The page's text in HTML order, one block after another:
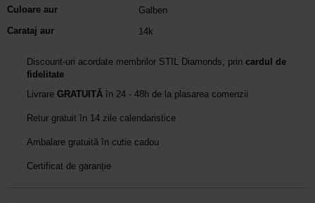
Culoare aur
Galben
Carataj aur
14k
Discount-uri acordate membrilor STIL Diamonds, prin cardul de
fidelitate
Livrare GRATUITĂ în 24 - 48h de la plasarea comenzii
Retur gratuit în 14 zile calendaristice
Ambalare gratuită în cutie cadou
Certificat de garanție